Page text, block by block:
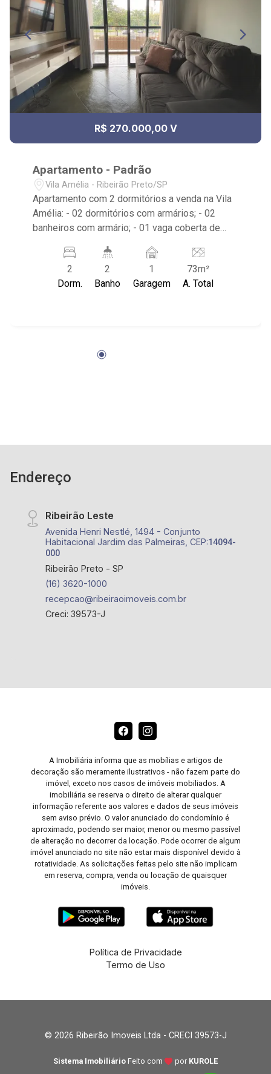
R$ 270.000,00 V
Apartamento - Padrão
Vila Amélia - Ribeirão Preto/SP
Apartamento com 2 dormitórios a venda na Vila
Amélia: - 02 dormitórios com armários; - 02
banheiros com armário; - 01 vaga coberta de
Ventilador de teto no imóvel; - Cozinha; - Área
de Serviço com banheiro; - Sacada; -
Condomínio com Piscina Adulta e Infantil, Salão
2
Dorm.
2
Banho
1
Garagem
73m²
A. Total
Endereço
Ribeirão Leste
Avenida Henri Nestlé, 1494 - Conjunto
Habitacional Jardim das Palmeiras, CEP:14094-
000
Ribeirão Preto - SP
(16) 3620-1000
recepcao@ribeiraoimoveis.com.br
Creci: 39573-J
A Imobiliária informa que as mobílias e artigos de
decoração são meramente ilustrativos - não fazem parte do
imóvel, exceto nos casos de imóveis mobiliados. A
imobiliária se reserva o direito de alterar qualquer
informação referente aos valores e dados de seus imóveis
sem aviso prévio. O valor anunciado do condomínio é
aproximado, podendo ser maior, menor ou mesmo passível
de alteração no decorrer da locação. Pode ocorrer de algum
imóvel anunciado no site não estar mais disponível devido à
rotatividade. As solicitações feitas pelo site não implicam
em reserva, compra, venda ou locação de quaisquer
imóveis.
Política de Privacidade
Termo de Uso
© 2026 Ribeirão Imoveis Ltda - CRECI 39573-J
Sistema Imobiliário Feito com por KUROLE